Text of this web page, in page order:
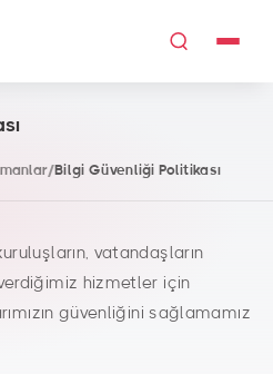
/Bilgi Güvenliği Politikası
vatandaşların
hizmetler için
güvenliğini sağlamamız